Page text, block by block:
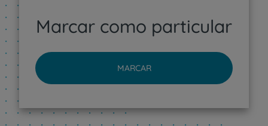
Marcar como particular
MARCAR